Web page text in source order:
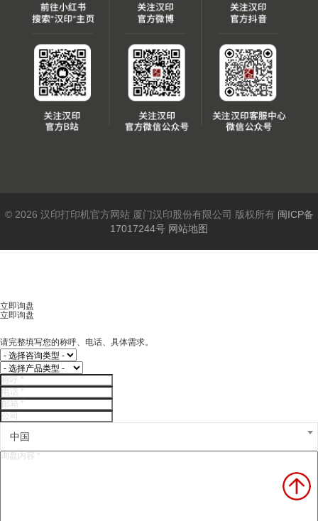
© 2026 汉印打印机官方网站 厦门汉印股份有限公司 版权所有 闽ICP备
17017244号 网站地图
立即询盘
立即询盘
请完整填写您的称呼、电话、具体需求。
中国